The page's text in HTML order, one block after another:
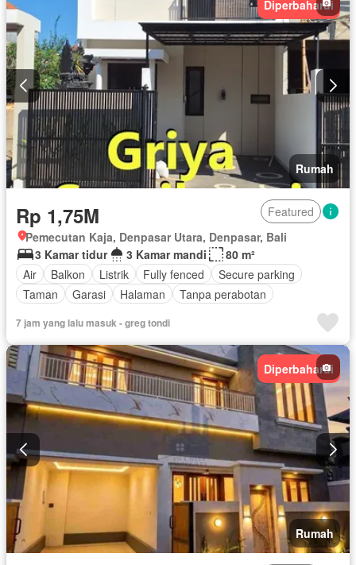
Diperbaharui
Rumah
Rp 1,75M
Featured
Pemecutan Kaja, Denpasar Utara, Denpasar, Bali
3 Kamar tidur
3 Kamar mandi
80 m²
Air
Balkon Listrik Fully fenced
Secure parking
Taman
Garasi Halaman Tanpa perabotan
7 jam yang lalu masuk - greg tondi
Diperbaharui
Rumah